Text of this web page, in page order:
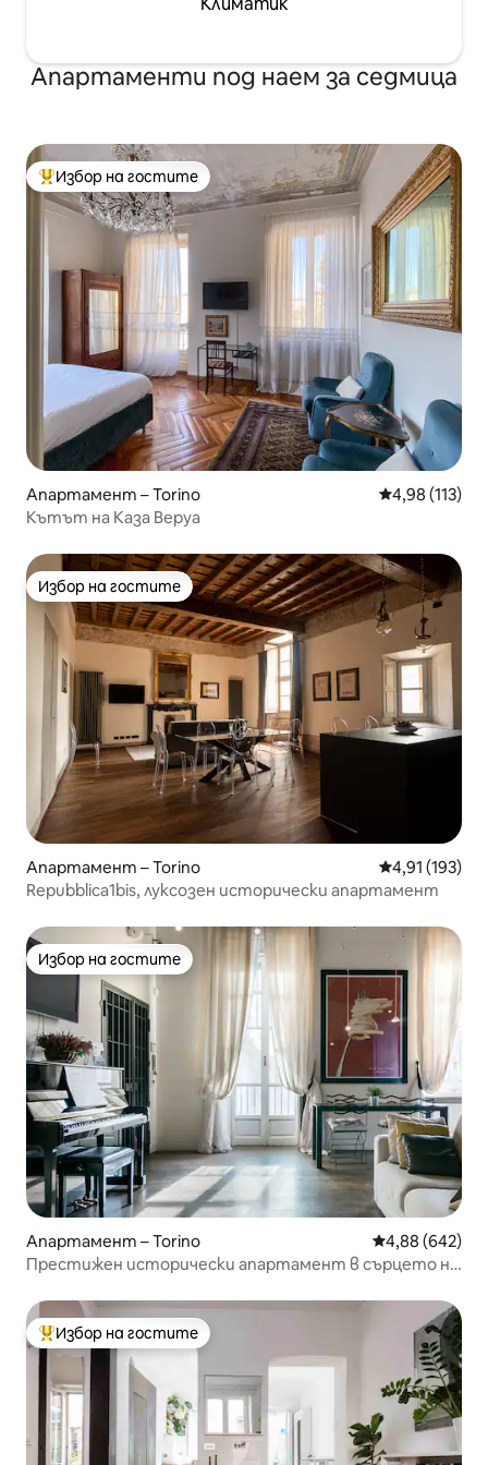
Апартаменти под наем за седмица
Най-популярен избор на гостите
Избор на гостите
Апартамент – Torino Средна
4,98 (113)
Кътът на Каза Веруа
Избор на гостите
Избор на гостите
Апартамент – Torino Средна
4,91 (193)
Repubblica1bis, луксозен исторически апартамент
Избор на гостите
Избор на гостите
Апартамент – Torino Средна
4,88 (642)
Престижен исторически апартамент в сърцето на
Най-популярен избор на гостите
Избор на гостите